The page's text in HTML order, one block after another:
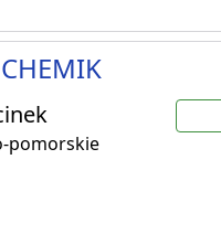
pomorskie